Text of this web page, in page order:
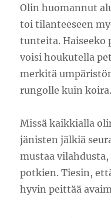
Olin huomannut
toi tilanteeseen
tunteita. Haiseeko
voisi houkutella
merkitä
rungolle kuin koira.
Missä kaikkialla
jänisten jälkiä
mustaa
potkien. Tiesin,
hyvin peittää